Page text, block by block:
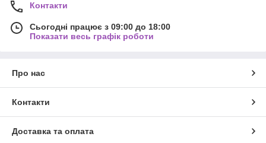
Контакти
Сьогодні працює з 09:00 до 18:00
Показати весь графік роботи
Про нас
Контакти
Доставка та оплата